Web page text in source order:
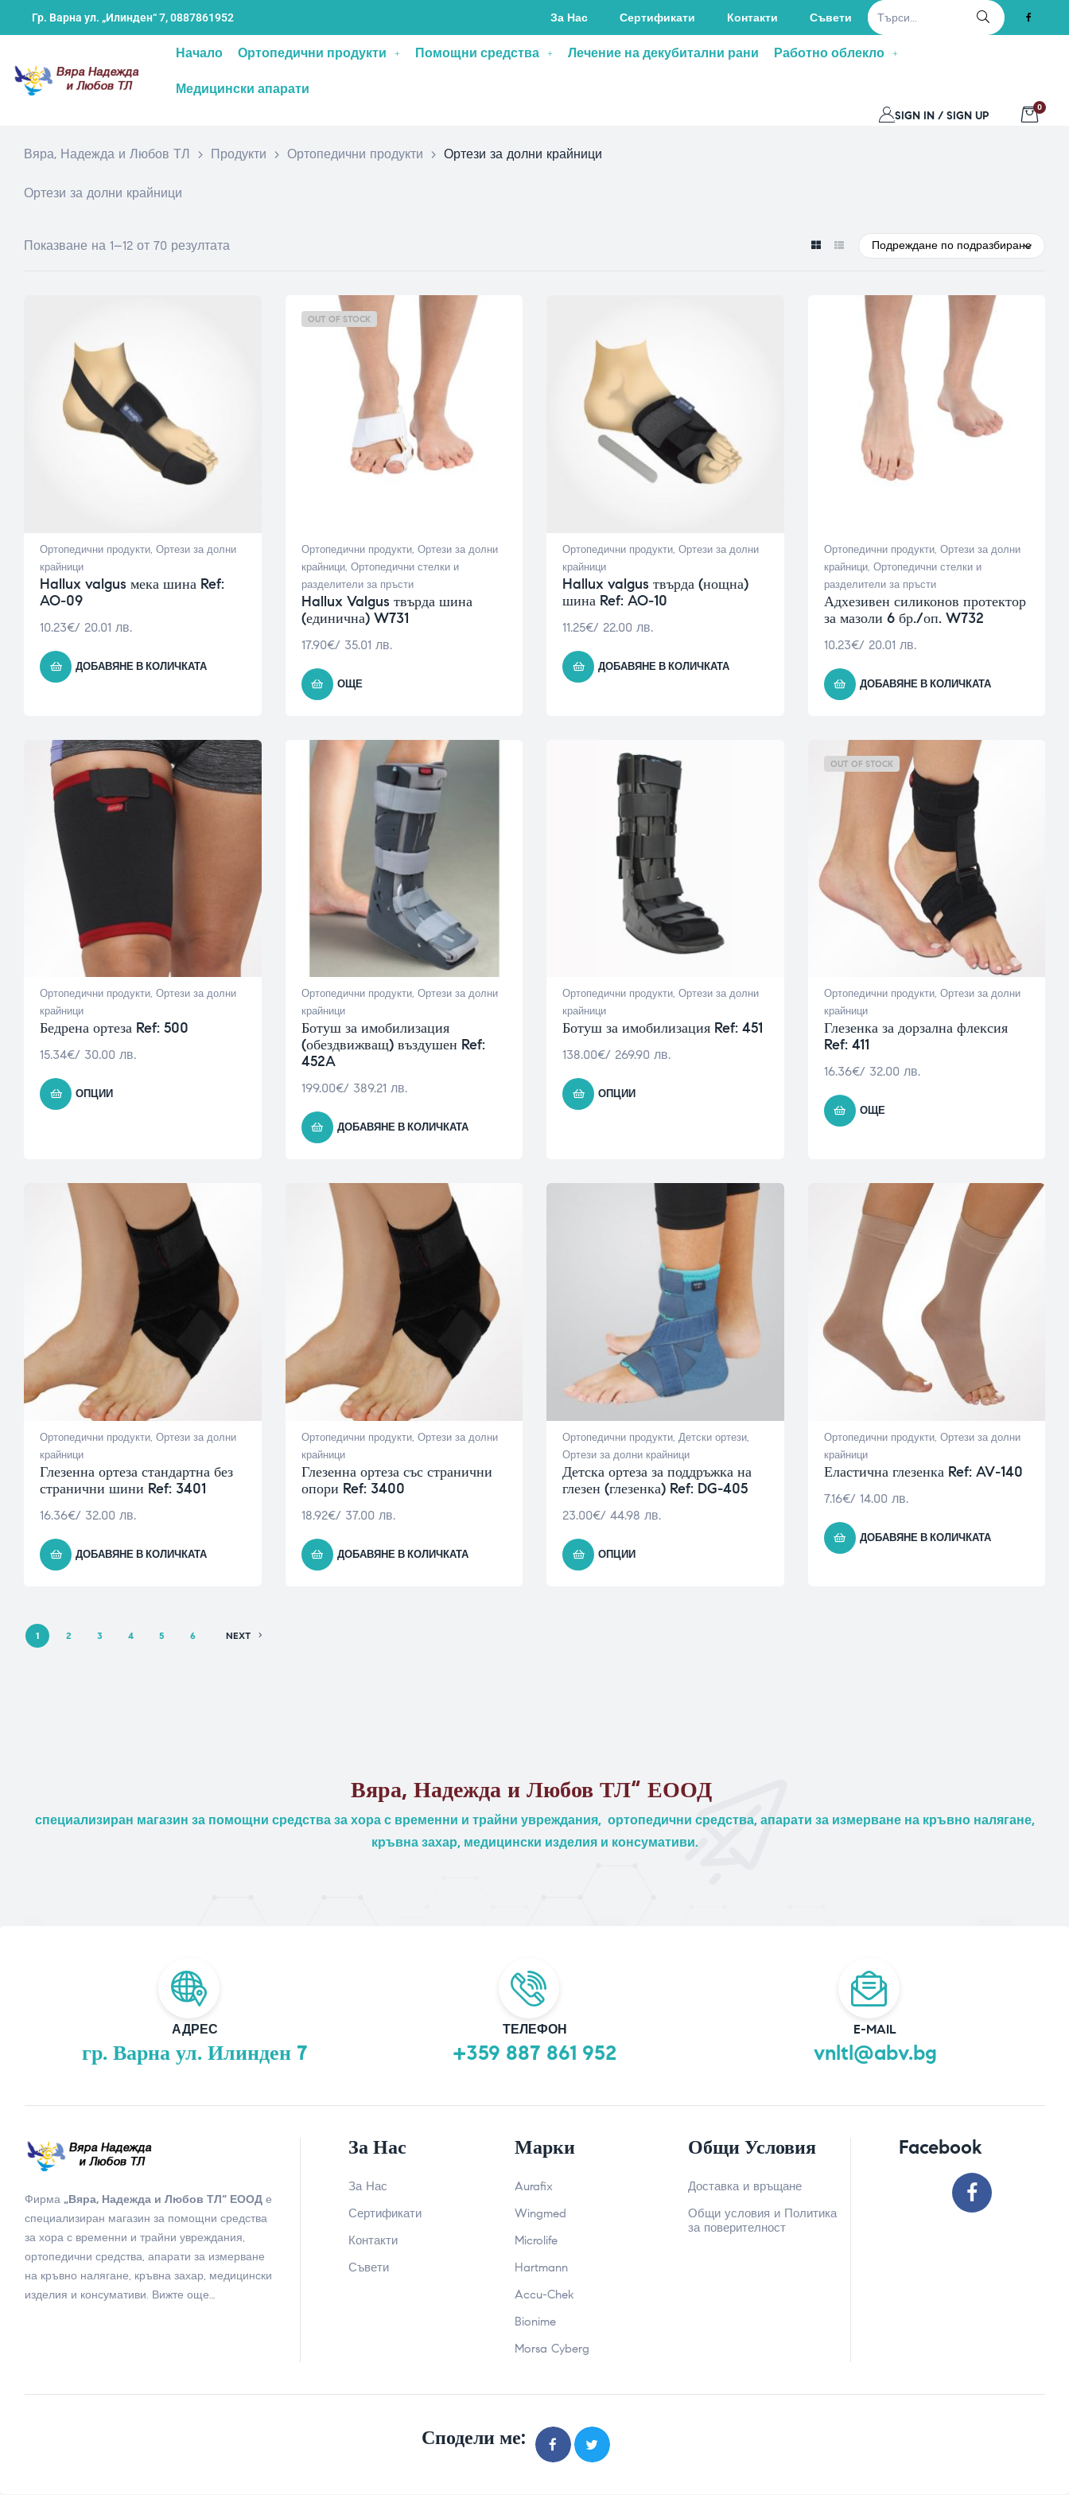
Гр. Варна ул. „Илинден“ 7,0887861952 За Нас Сертификати Контакти Съвети
Начало Ортопедични продукти Помощни средства Лечение на декубитални рани Работно облекло
Медицински апарати
SIGN IN / SIGN UP
0
Вяра, Надежда и Любов ТЛ > Продукти > Ортопедични продукти > Ортези за долни крайници
Ортези за долни крайници
Показване на 1–12 от 70 резултата Подреждане по подразбиране
Ортопедични продукти, Ортези за долни
крайници
Hallux valgus мека шина Ref:
AO-09
10.23€/ 20.01 лв.
ДОБАВЯНЕ В КОЛИЧКАТА
OUT OF STOCK
Ортопедични продукти, Ортези за долни
крайници, Ортопедични стелки и
разделители за пръсти
Hallux Valgus твърда шина
(единична) W731
17.90€/ 35.01 лв.
ОЩЕ
Ортопедични продукти, Ортези за долни
крайници
Hallux valgus твърда (нощна)
шина Ref: AO-10
11.25€/ 22.00 лв.
ДОБАВЯНЕ В КОЛИЧКАТА
Ортопедични продукти, Ортези за долни
крайници, Ортопедични стелки и
разделители за пръсти
Адхезивен силиконов протектор
за мазоли 6 бр./оп. W732
10.23€/ 20.01 лв.
ДОБАВЯНЕ В КОЛИЧКАТА
Ортопедични продукти, Ортези за долни
крайници
Бедрена ортеза Ref: 500
15.34€/ 30.00 лв.
ОПЦИИ
Ортопедични продукти, Ортези за долни
крайници
Ботуш за имобилизация
(обездвижващ) въздушен Ref:
452A
199.00€/ 389.21 лв.
ДОБАВЯНЕ В КОЛИЧКАТА
Ортопедични продукти, Ортези за долни
крайници
Ботуш за имобилизация Ref: 451
138.00€/ 269.90 лв.
ОПЦИИ
OUT OF STOCK
Ортопедични продукти, Ортези за долни
крайници
Глезенка за дорзална флексия
Ref: 411
16.36€/ 32.00 лв.
ОЩЕ
Ортопедични продукти, Ортези за долни
крайници
Глезенна ортеза стандартна без
странични шини Ref: 3401
16.36€/ 32.00 лв.
ДОБАВЯНЕ В КОЛИЧКАТА
Ортопедични продукти, Ортези за долни
крайници
Глезенна ортеза със странични
опори Ref: 3400
18.92€/ 37.00 лв.
ДОБАВЯНЕ В КОЛИЧКАТА
Ортопедични продукти, Детски ортези,
Ортези за долни крайници
Детска ортеза за поддръжка на
глезен (глезенка) Ref: DG-405
23.00€/ 44.98 лв.
ОПЦИИ
Ортопедични продукти, Ортези за долни
крайници
Еластична глезенка Ref: AV-140
7.16€/ 14.00 лв.
ДОБАВЯНЕ В КОЛИЧКАТА
1 2 3 4 5 6 NEXT
Вяра, Надежда и Любов ТЛ“ ЕООД
специализиран магазин за помощни средства за хора с временни и трайни увреждания, ортопедични средства, апарати за измерване на кръвно налягане,
кръвна захар, медицински изделия и консумативи.
АДРЕС
гр. Варна ул. Илинден 7
ТЕЛЕФОН
+359 887 861 952
E-MAIL
vnltl@abv.bg
Фирма „Вяра, Надежда и Любов ТЛ“ ЕООД е
специализиран магазин за помощни средства
за хора с временни и трайни увреждания,
ортопедични средства, апарати за измерване
на кръвно налягане, кръвна захар, медицински
изделия и консумативи. Вижте още…
За Нас
За Нас
Сертификати
Контакти
Съвети
Марки
Aurafix
Wingmed
Microlife
Hartmann
Accu-Chek
Bionime
Morsa Cyberg
Общи Условия
Доставка и връщане
Общи условия и Политика
за поверителност
Facebook
Сподели ме: